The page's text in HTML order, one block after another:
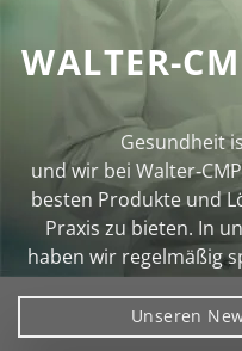
WALTER-
Gesundheit
und wir bei
besten Produkte und
Praxis zu bieten. In
haben wir regelmäßig
Unseren